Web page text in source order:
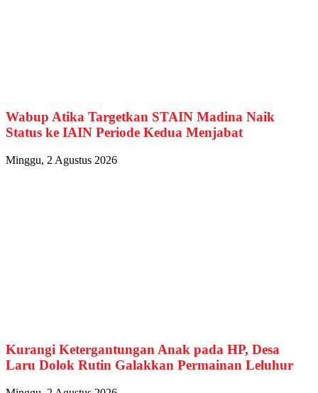
Wabup Atika Targetkan STAIN Madina Naik
Status ke IAIN Periode Kedua Menjabat
Minggu, 2 Agustus 2026
Kurangi Ketergantungan Anak pada HP, Desa
Laru Dolok Rutin Galakkan Permainan Leluhur